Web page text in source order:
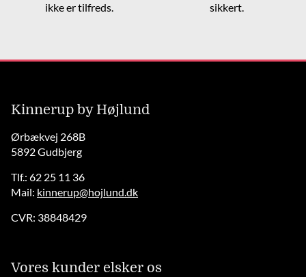
ikke er tilfreds.
sikkert.
Kinnerup by Højlund
Ørbækvej 268B
5892 Gudbjerg
Tlf.: 62 25 11 36
Mail: kinnerup@hojlund.dk
CVR: 38848429
Vores kunder elsker os